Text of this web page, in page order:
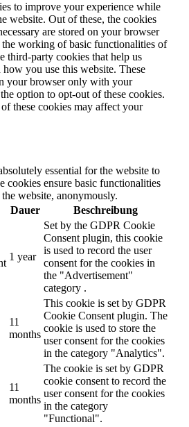
to improve your experience while
website. Out of these, the cookies
are stored on your browser
the working of basic functionalities of
third-party cookies that help us
how you use this website. These
your browser only with your
option to opt-out of these cookies.
these cookies may affect your
essential for the website to
cookies ensure basic functionalities
website, anonymously.
Dauer Beschreibung
1 year
Set by the GDPR Cookie
Consent plugin, this cookie
is used to record the user
consent for the cookies in
the "Advertisement"
category .
11
months
This cookie is set by GDPR
Cookie Consent plugin. The
cookie is used to store the
user consent for the cookies
in the category "Analytics".
11
months
The cookie is set by GDPR
cookie consent to record the
user consent for the cookies
in the category
"Functional".